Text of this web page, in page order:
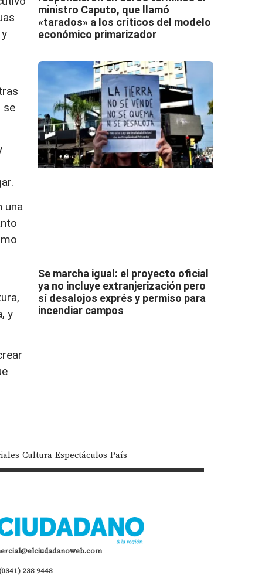
se
una
y
ministro Caputo, que llamó
«tarados» a los críticos del modelo
económico primarizador
Se marcha igual: el proyecto oficial
ya no incluye extranjerización pero
sí desalojos exprés y permiso para
incendiar campos
Cultura Espectáculos País
238 9448